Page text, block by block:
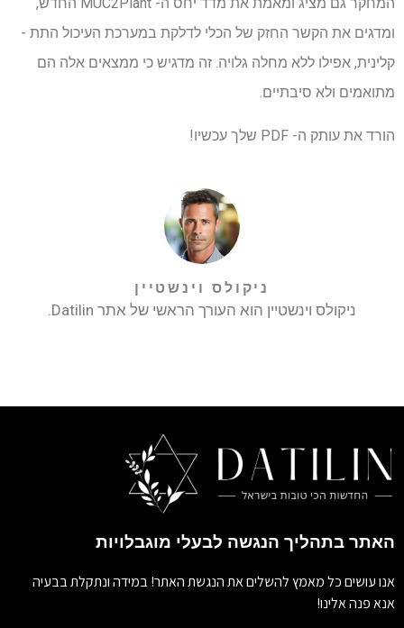
המחקר גם מציג ומאמת את מדד יחס ה- MUC2Plant החדש,
ומדגים את הקשר החזק של הכלי לדלקת במערכת העיכול התת -
קלינית, אפילו ללא מחלה גלויה. זה מדגיש כי ממצאים אלה הם
מתואמים ולא סיבתיים.
הורד את עותק ה- PDF שלך עכשיו!
ניקולס וינשטיין
ניקולס וינשטיין הוא העורך הראשי של אתר Datilin.
האתר בתהליך הנגשה לבעלי מוגבלויות
אנו עושים כל מאמץ להשלים את הנגשת האתר! במידה ונתקלת בבעיה
אנא פנה אלינו!